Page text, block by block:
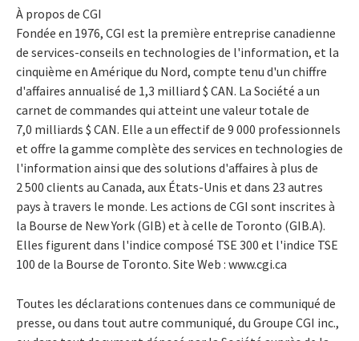
À propos de CGI
Fondée en 1976, CGI est la première entreprise canadienne
de services-conseils en technologies de l'information, et la
cinquième en Amérique du Nord, compte tenu d'un chiffre
d'affaires annualisé de 1,3 milliard $ CAN. La Société a un
carnet de commandes qui atteint une valeur totale de
7,0 milliards $ CAN. Elle a un effectif de 9 000 professionnels
et offre la gamme complète des services en technologies de
l'information ainsi que des solutions d'affaires à plus de
2 500 clients au Canada, aux États-Unis et dans 23 autres
pays à travers le monde. Les actions de CGI sont inscrites à
la Bourse de New York (GIB) et à celle de Toronto (GIB.A).
Elles figurent dans l'indice composé TSE 300 et l'indice TSE
100 de la Bourse de Toronto. Site Web : www.cgi.ca
Toutes les déclarations contenues dans ce communiqué de
presse, ou dans tout autre communiqué, du Groupe CGI inc.,